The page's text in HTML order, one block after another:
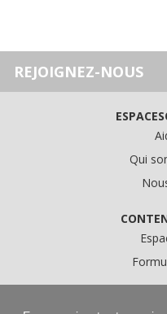
REJOIGNEZ-NOUS
Qui